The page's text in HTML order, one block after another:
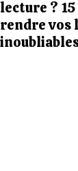
lecture ?
rendre vos